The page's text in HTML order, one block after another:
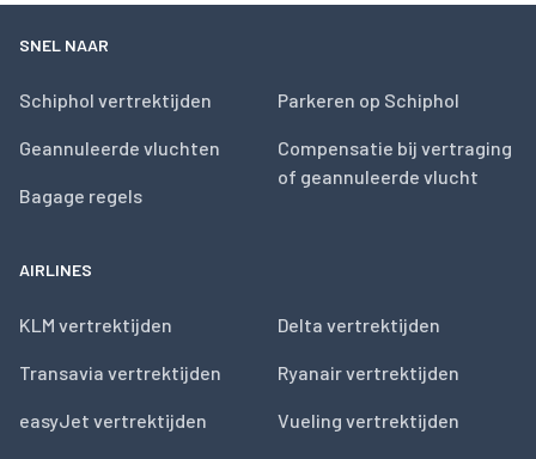
SNEL NAAR
Schiphol vertrektijden
Geannuleerde vluchten
Bagage regels
Parkeren op Schiphol
Compensatie bij vertraging
of geannuleerde vlucht
AIRLINES
KLM vertrektijden
Transavia vertrektijden
easyJet vertrektijden
Delta vertrektijden
Ryanair vertrektijden
Vueling vertrektijden